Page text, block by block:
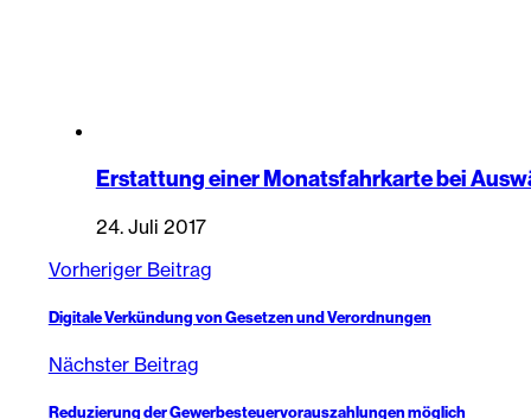
Erstattung einer Monatsfahrkarte bei
24. Juli 2017
Vorheriger Beitrag
Digitale Verkündung von Gesetzen und Verordnungen
Nächster Beitrag
Reduzierung der Gewerbesteuervorauszahlungen möglich